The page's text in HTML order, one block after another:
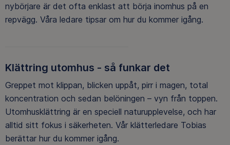
nybörjare är det ofta enklast att börja inomhus på en
repvägg. Våra ledare tipsar om hur du kommer igång.
Klättring utomhus - så funkar det
Greppet mot klippan, blicken uppåt, pirr i magen, total
koncentration och sedan belöningen – vyn från toppen.
Utomhusklättring är en speciell naturupplevelse, och har
alltid sitt fokus i säkerheten. Vår klätterledare Tobias
berättar hur du kommer igång.